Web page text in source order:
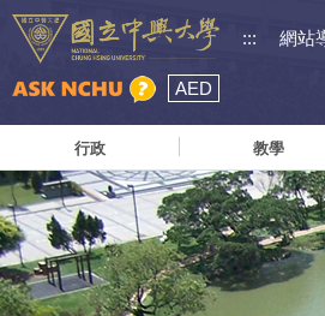
::: 網站
AED
行政 教學